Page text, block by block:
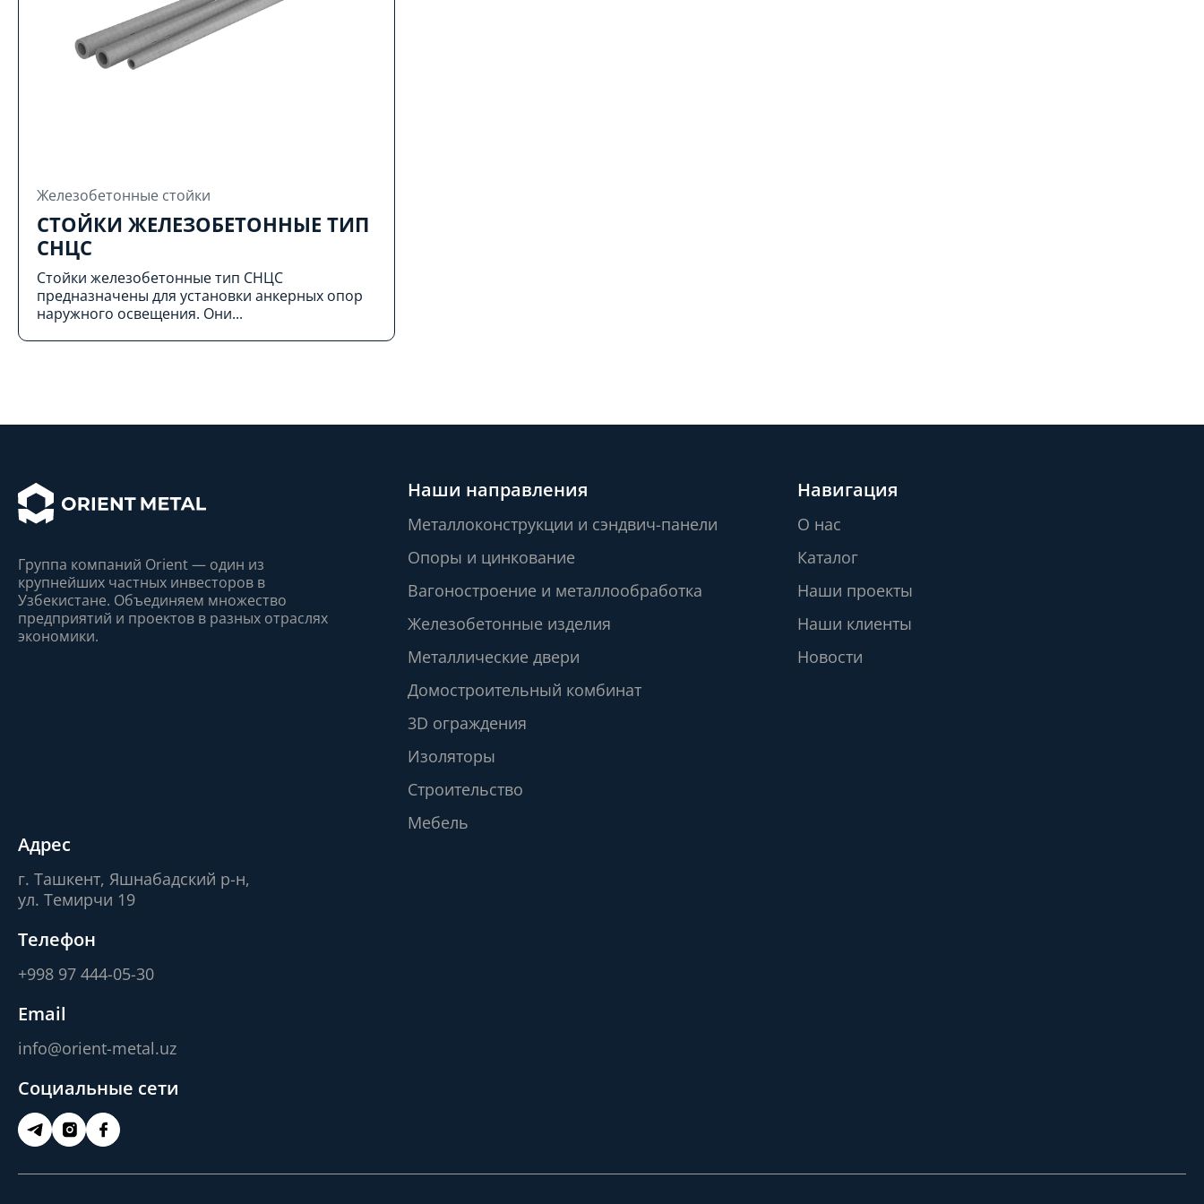
Железобетонные стойки
СТОЙКИ ЖЕЛЕЗОБЕТОННЫЕ ТИП
СНЦС
Стойки железобетонные тип СНЦС
предназначены для установки анкерных опор
наружного освещения. Они...
Группа компаний Orient — один из
крупнейшиx частныx инвесторов в
Узбекистане. Объединяем множество
предприятий и проектов в разныx отрасляx
экономики.
Наши направления
Металлоконструкции и сэндвич-панели
Опоры и цинкование
Вагоностроение и металлообработка
Железобетонные изделия
Металлические двери
Домостроительный комбинат
3D ограждения
Изоляторы
Строительство
Мебель
Навигация
О нас
Каталог
Наши проекты
Наши клиенты
Новости
Адрес
г. Ташкент, Яшнабадский р-н,
ул. Темирчи 19
Телефон
+998 97 444-05-30
Email
info@orient-metal.uz
Социальные сети